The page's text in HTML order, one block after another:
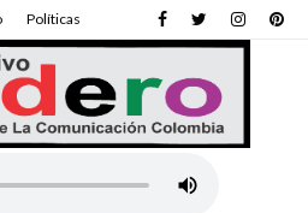
Políticas